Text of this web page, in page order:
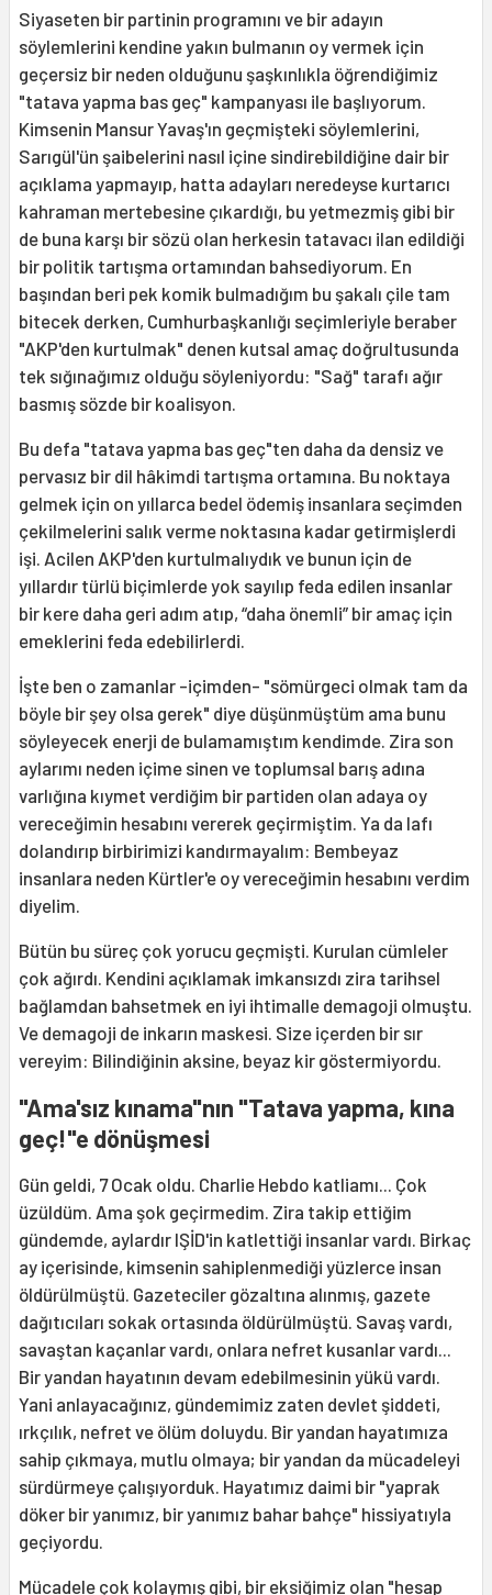
Siyaseten bir partinin programını ve bir adayın
söylemlerini kendine yakın bulmanın oy vermek için
geçersiz bir neden olduğunu şaşkınlıkla öğrendiğimiz
"tatava yapma bas geç" kampanyası ile başlıyorum.
Kimsenin Mansur Yavaş'ın geçmişteki söylemlerini,
Sarıgül'ün şaibelerini nasıl içine sindirebildiğine dair bir
açıklama yapmayıp, hatta adayları neredeyse kurtarıcı
kahraman mertebesine çıkardığı, bu yetmezmiş gibi bir
de buna karşı bir sözü olan herkesin tatavacı ilan edildiği
bir politik tartışma ortamından bahsediyorum. En
başından beri pek komik bulmadığım bu şakalı çile tam
bitecek derken, Cumhurbaşkanlığı seçimleriyle beraber
"AKP'den kurtulmak" denen kutsal amaç doğrultusunda
tek sığınağımız olduğu söyleniyordu: "Sağ" tarafı ağır
basmış sözde bir koalisyon.
Bu defa "tatava yapma bas geç"ten daha da densiz ve
pervasız bir dil hâkimdi tartışma ortamına. Bu noktaya
gelmek için on yıllarca bedel ödemiş insanlara seçimden
çekilmelerini salık verme noktasına kadar getirmişlerdi
işi. Acilen AKP'den kurtulmalıydık ve bunun için de
yıllardır türlü biçimlerde yok sayılıp feda edilen insanlar
bir kere daha geri adım atıp, “daha önemli” bir amaç için
emeklerini feda edebilirlerdi.
İşte ben o zamanlar -içimden- "sömürgeci olmak tam da
böyle bir şey olsa gerek" diye düşünmüştüm ama bunu
söyleyecek enerji de bulamamıştım kendimde. Zira son
aylarımı neden içime sinen ve toplumsal barış adına
varlığına kıymet verdiğim bir partiden olan adaya oy
vereceğimin hesabını vererek geçirmiştim. Ya da lafı
dolandırıp birbirimizi kandırmayalım: Bembeyaz
insanlara neden Kürtler'e oy vereceğimin hesabını verdim
diyelim.
Bütün bu süreç çok yorucu geçmişti. Kurulan cümleler
çok ağırdı. Kendini açıklamak imkansızdı zira tarihsel
bağlamdan bahsetmek en iyi ihtimalle demagoji olmuştu.
Ve demagoji de inkarın maskesi. Size içerden bir sır
vereyim: Bilindiğinin aksine, beyaz kir göstermiyordu.
"Ama'sız kınama"nın "Tatava yapma, kına
geç!"e dönüşmesi
Gün geldi, 7 Ocak oldu. Charlie Hebdo katliamı... Çok
üzüldüm. Ama şok geçirmedim. Zira takip ettiğim
gündemde, aylardır IŞİD'in katlettiği insanlar vardı. Birkaç
ay içerisinde, kimsenin sahiplenmediği yüzlerce insan
öldürülmüştü. Gazeteciler gözaltına alınmış, gazete
dağıtıcıları sokak ortasında öldürülmüştü. Savaş vardı,
savaştan kaçanlar vardı, onlara nefret kusanlar vardı...
Bir yandan hayatının devam edebilmesinin yükü vardı.
Yani anlayacağınız, gündemimiz zaten devlet şiddeti,
ırkçılık, nefret ve ölüm doluydu. Bir yandan hayatımıza
sahip çıkmaya, mutlu olmaya; bir yandan da mücadeleyi
sürdürmeye çalışıyorduk. Hayatımız daimi bir "yaprak
döker bir yanımız, bir yanımız bahar bahçe" hissiyatıyla
geçiyordu.
Mücadele çok kolaymış gibi, bir eksiğimiz olan "hesap